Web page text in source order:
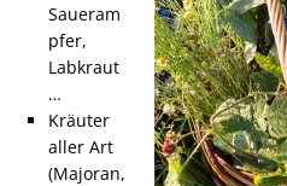
Saueram
pfer,
Labkraut
…
Kräuter
aller Art
(Majoran,